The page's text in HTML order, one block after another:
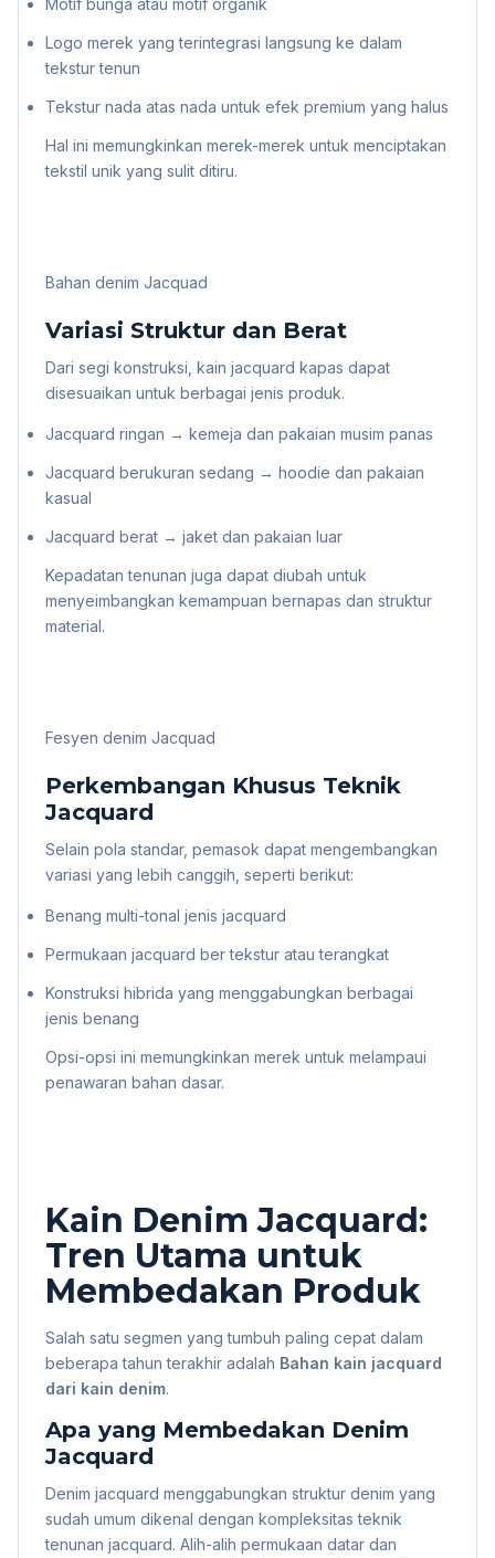
Logo merek yang terintegrasi langsung ke dalam
tekstur tenun
Tekstur nada atas nada untuk efek premium yang halus
Hal ini memungkinkan merek-merek untuk menciptakan
tekstil unik yang sulit ditiru.
Bahan denim Jacquad
Variasi Struktur dan Berat
Dari segi konstruksi, kain jacquard kapas dapat
disesuaikan untuk berbagai jenis produk.
Jacquard ringan → kemeja dan pakaian musim panas
Jacquard berukuran sedang → hoodie dan pakaian
kasual
Jacquard berat → jaket dan pakaian luar
Kepadatan tenunan juga dapat diubah untuk
menyeimbangkan kemampuan bernapas dan struktur
material.
Fesyen denim Jacquad
Perkembangan Khusus Teknik
Jacquard
Selain pola standar, pemasok dapat mengembangkan
variasi yang lebih canggih, seperti berikut:
Benang multi-tonal jenis jacquard
Permukaan jacquard ber tekstur atau terangkat
Konstruksi hibrida yang menggabungkan berbagai
jenis benang
Opsi-opsi ini memungkinkan merek untuk melampaui
penawaran bahan dasar.
Kain Denim Jacquard:
Tren Utama untuk
Membedakan Produk
Salah satu segmen yang tumbuh paling cepat dalam
beberapa tahun terakhir adalah Bahan kain jacquard
dari kain denim.
Apa yang Membedakan Denim
Jacquard
Denim jacquard menggabungkan struktur denim yang
sudah umum dikenal dengan kompleksitas teknik
tenunan jacquard. Alih-alih permukaan datar dan